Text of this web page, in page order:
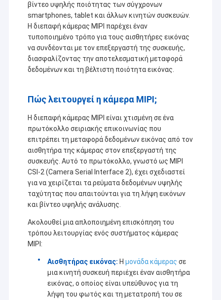
βίντεο υψηλής ποιότητας των σύγχρονων
smartphones, tablet και άλλων κινητών συσκευών.
Η διεπαφή κάμερας MIPI παρέχει έναν
τυποποιημένο τρόπο για τους αισθητήρες εικόνας
να συνδέονται με τον επεξεργαστή της συσκευής,
διασφαλίζοντας την αποτελεσματική μεταφορά
δεδομένων και τη βέλτιστη ποιότητα εικόνας.
Πώς λειτουργεί η κάμερα MIPI;
Η διεπαφή κάμερας MIPI είναι χτισμένη σε ένα
πρωτόκολλο σειριακής επικοινωνίας που
επιτρέπει τη μεταφορά δεδομένων εικόνας από τον
αισθητήρα της κάμερας στον επεξεργαστή της
συσκευής. Αυτό το πρωτόκολλο, γνωστό ως MIPI
CSI-2 (Camera Serial Interface 2), έχει σχεδιαστεί
για να χειρίζεται τα ρεύματα δεδομένων υψηλής
ταχύτητας που απαιτούνται για τη λήψη εικόνων
και βίντεο υψηλής ανάλυσης.
Ακολουθεί μια απλοποιημένη επισκόπηση του
τρόπου λειτουργίας ενός συστήματος κάμερας
MIPI:
Αισθητήρας εικόνας: Η μονάδα κάμερας σε
μια κινητή συσκευή περιέχει έναν αισθητήρα
εικόνας, ο οποίος είναι υπεύθυνος για τη
λήψη του φωτός και τη μετατροπή του σε